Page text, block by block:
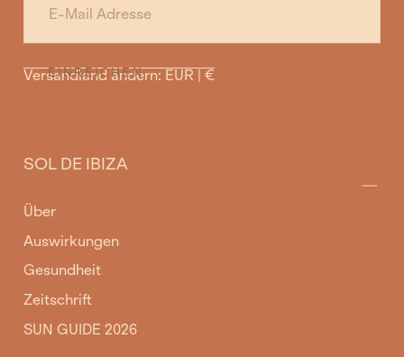
EINREICHEN
Versandland ändern: EUR | €
SOL DE IBIZA
Über
Auswirkungen
Gesundheit
Zeitschrift
SUN GUIDE 2026